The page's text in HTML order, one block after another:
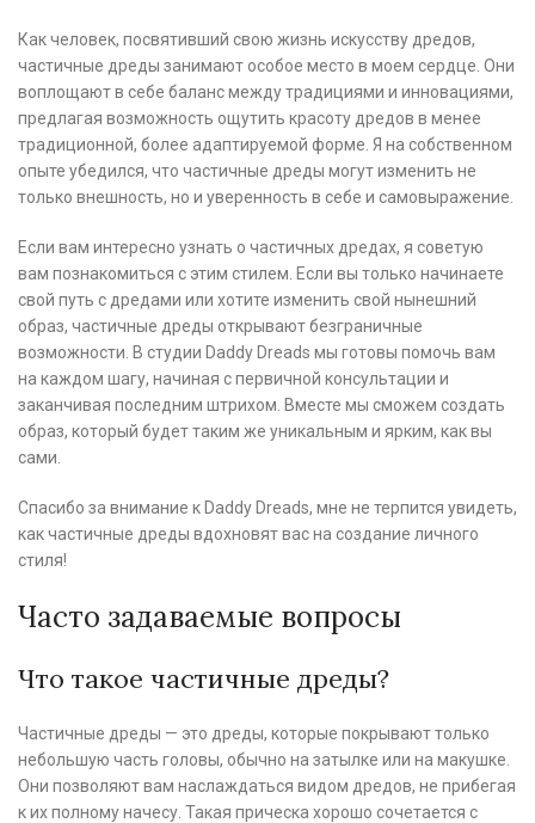
Как человек, посвятивший свою жизнь искусству дредов,
частичные дреды занимают особое место в моем сердце. Они
воплощают в себе баланс между традициями и инновациями,
предлагая возможность ощутить красоту дредов в менее
традиционной, более адаптируемой форме. Я на собственном
опыте убедился, что частичные дреды могут изменить не
только внешность, но и уверенность в себе и самовыражение.
Если вам интересно узнать о частичных дредах, я советую
вам познакомиться с этим стилем. Если вы только начинаете
свой путь с дредами или хотите изменить свой нынешний
образ, частичные дреды открывают безграничные
возможности. В студии Daddy Dreads мы готовы помочь вам
на каждом шагу, начиная с первичной консультации и
заканчивая последним штрихом. Вместе мы сможем создать
образ, который будет таким же уникальным и ярким, как вы
сами.
Спасибо за внимание к Daddy Dreads, мне не терпится увидеть,
как частичные дреды вдохновят вас на создание личного
стиля!
Часто задаваемые вопросы
Что такое частичные дреды?
Частичные дреды — это дреды, которые покрывают только
небольшую часть головы, обычно на затылке или на макушке.
Они позволяют вам наслаждаться видом дредов, не прибегая
к их полному начесу. Такая прическа хорошо сочетается с